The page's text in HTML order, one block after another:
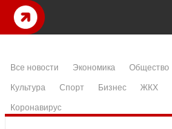
Все новости Экономика Общество
Культура
Спорт Бизнес ЖКХ
Коронавирус